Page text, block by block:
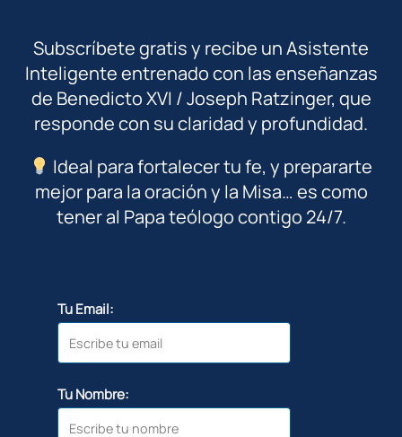
Subscríbete gratis y recibe un Asistente
Inteligente entrenado con las enseñanzas
de Benedicto XVI / Joseph Ratzinger, que
responde con su claridad y profundidad.
Ideal para fortalecer tu fe, y prepararte
mejor para la oración y la Misa… es como
tener al Papa teólogo contigo 24/7.
Tu Email:
Tu Nombre: